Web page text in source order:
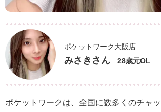
ポケットワーク大阪店
みさきさん 28歳元OL
ポケットワークは、全国に数多くのチャ